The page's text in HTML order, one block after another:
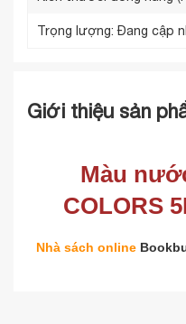
Trọng lượng:Đang cập
Giới thiệu sản
Màu
COLORS
Nhà sách online